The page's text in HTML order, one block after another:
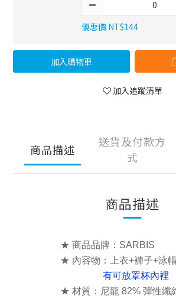
優惠價 NT$144
加入購物車
加入追蹤清單
商品描述
送貨及付款方
式
商品描述
★ 商品品牌：SARBIS
★ 內容物：上衣+褲子+泳
有可放罩杯內
★ 材質： 尼龍 82% 彈性纖